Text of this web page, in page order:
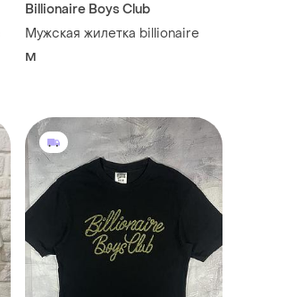
Billionaire Boys Club
Мужская жилетка billionaire
M